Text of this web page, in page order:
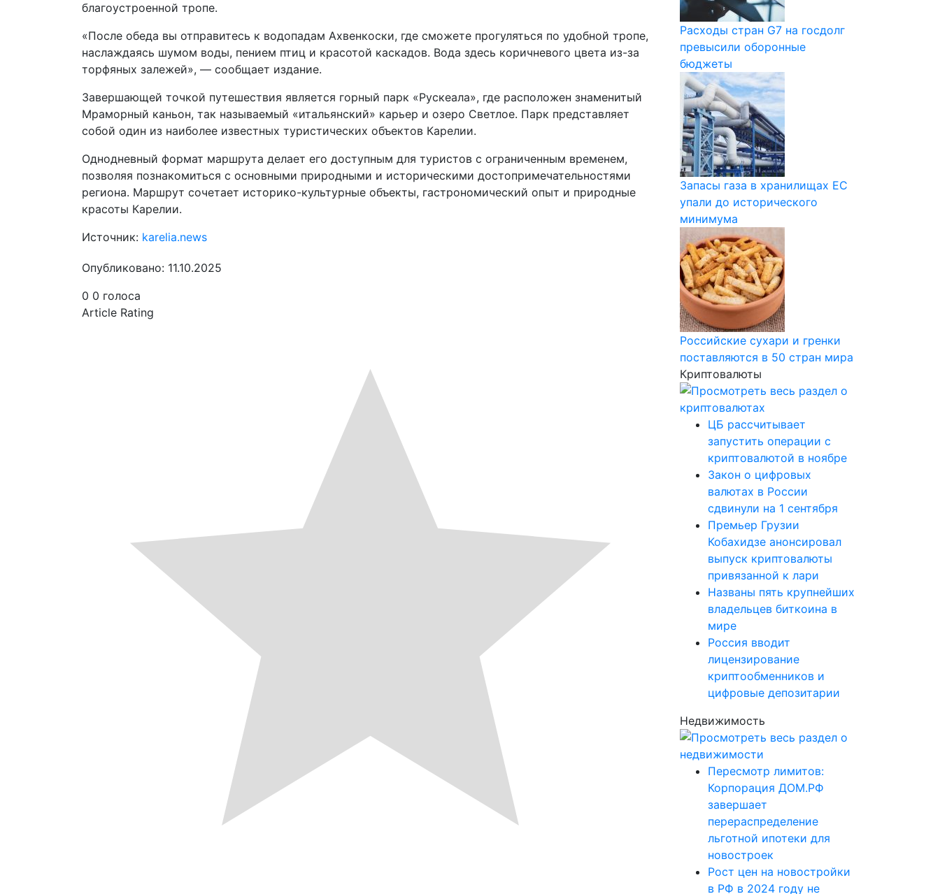
благоустроенной тропе.
«После обеда вы отправитесь к водопадам Ахвенкоски, где сможете прогуляться по удобной тропе,
наслаждаясь шумом воды, пением птиц и красотой каскадов. Вода здесь коричневого цвета из-за
торфяных залежей», — сообщает издание.
Завершающей точкой путешествия является горный парк «Рускеала», где расположен знаменитый
Мраморный каньон, так называемый «итальянский» карьер и озеро Светлое. Парк представляет
собой один из наиболее известных туристических объектов Карелии.
Однодневный формат маршрута делает его доступным для туристов с ограниченным временем,
позволяя познакомиться с основными природными и историческими достопримечательностями
региона. Маршрут сочетает историко-культурные объекты, гастрономический опыт и природные
красоты Карелии.
Источник: karelia.news
Опубликовано: 11.10.2025
0 0 голоса
Article Rating
Расходы стран G7 на госдолг
превысили оборонные
бюджеты
Запасы газа в хранилищах ЕС
упали до исторического
минимума
Российские сухари и гренки
поставляются в 50 стран мира
Криптовалюты
ЦБ рассчитывает
запустить операции с
криптовалютой в ноябре
Закон о цифровых
валютах в России
сдвинули на 1 сентября
Премьер Грузии
Кобахидзе анонсировал
выпуск криптовалюты
привязанной к лари
Названы пять крупнейших
владельцев биткоина в
мире
Россия вводит
лицензирование
криптообменников и
цифровые депозитарии
Недвижимость
Пересмотр лимитов:
Корпорация ДОМ.РФ
завершает
перераспределение
льготной ипотеки для
новостроек
Рост цен на новостройки
в РФ в 2024 году не